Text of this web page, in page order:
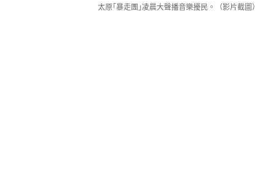
太原｢暴走團｣凌晨大聲播音樂擾民。（影片截圖）